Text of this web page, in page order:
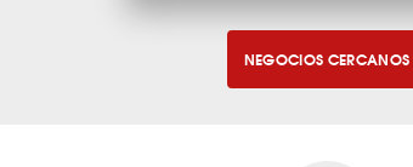
NEGOCIOS CERCANOS